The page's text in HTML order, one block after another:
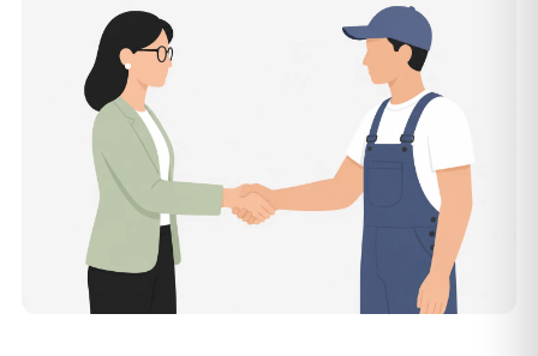
Auf Wunsch ja. Der Partner hinterlässt die Räume
vollständig geräumt und besenrein – ideal für die
Wohnungs- oder Hausübergabe an Vermieter oder Käufer
in Wermelskirchen.
Was kostet die Anfrage über AWL Zentrum?
Die Anfrage über AWL Zentrum ist kostenlos und
unverbindlich. Sie beschreiben Ihr Vorhaben, erhalten
mehrere Festpreis-Angebote geprüfter Anbieter in
Wermelskirchen und zahlen nur, wenn Sie sich für ein
Angebot entscheiden.
Warum liegt die Preisspanne in Wermelskirchen
zwischen 920 € und 3.000 €?